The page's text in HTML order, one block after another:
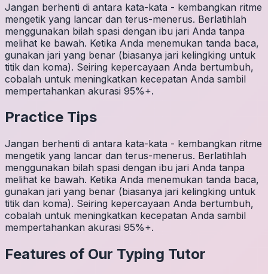
Jangan berhenti di antara kata-kata - kembangkan ritme
mengetik yang lancar dan terus-menerus. Berlatihlah
menggunakan bilah spasi dengan ibu jari Anda tanpa
melihat ke bawah. Ketika Anda menemukan tanda baca,
gunakan jari yang benar (biasanya jari kelingking untuk
titik dan koma). Seiring kepercayaan Anda bertumbuh,
cobalah untuk meningkatkan kecepatan Anda sambil
mempertahankan akurasi 95%+.
Practice Tips
Jangan berhenti di antara kata-kata - kembangkan ritme
mengetik yang lancar dan terus-menerus. Berlatihlah
menggunakan bilah spasi dengan ibu jari Anda tanpa
melihat ke bawah. Ketika Anda menemukan tanda baca,
gunakan jari yang benar (biasanya jari kelingking untuk
titik dan koma). Seiring kepercayaan Anda bertumbuh,
cobalah untuk meningkatkan kecepatan Anda sambil
mempertahankan akurasi 95%+.
Features of Our Typing Tutor